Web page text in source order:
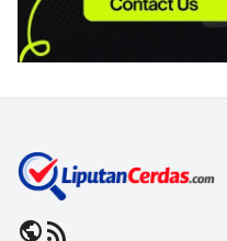
publicrss_feed